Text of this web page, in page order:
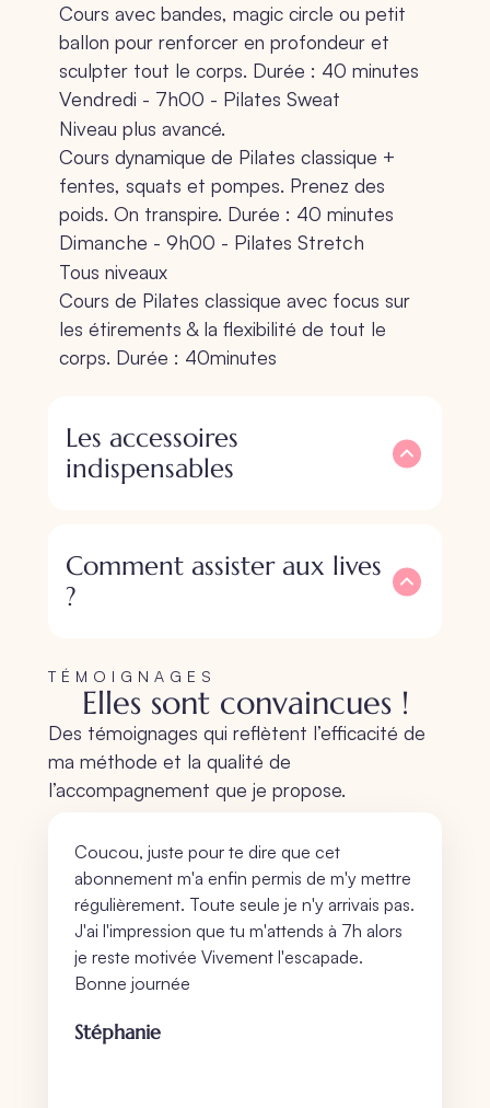
Cours avec bandes, magic circle ou petit
ballon pour renforcer en profondeur et
sculpter tout le corps. Durée : 40 minutes
Vendredi - 7h00 - Pilates Sweat
Niveau plus avancé.
Cours dynamique de Pilates classique +
fentes, squats et pompes. Prenez des
poids. On transpire. Durée : 40 minutes
Dimanche - 9h00 - Pilates Stretch
Tous niveaux
Cours de Pilates classique avec focus sur
les étirements & la flexibilité de tout le
corps. Durée : 40minutes
Les accessoires
indispensables
Comment assister aux lives
?
TÉMOIGNAGES
Elles sont convaincues !
Des témoignages qui reflètent l’efficacité de
ma méthode et la qualité de
l’accompagnement que je propose.
Coucou, juste pour te dire que cet
abonnement m'a enfin permis de m'y mettre
régulièrement. Toute seule je n'y arrivais pas.
J'ai l'impression que tu m'attends à 7h alors
je reste motivée Vivement l'escapade.
Bonne journée
Stéphanie